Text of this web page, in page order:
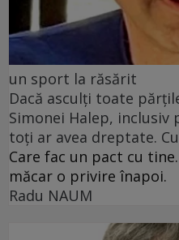
un sport la răsărit
Dacă asculți toate
Simonei Halep, inclusiv
toți ar avea dreptate.
Care fac un pact cu
măcar o privire înapoi.
Radu NAUM